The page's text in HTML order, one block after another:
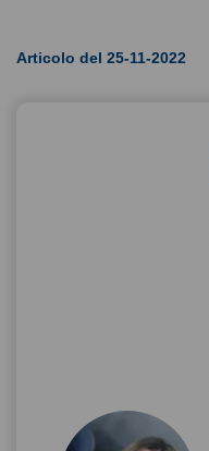
Articolo del 25-11-2022